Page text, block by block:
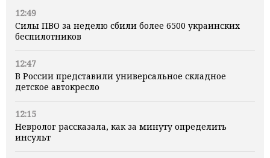
12:49
Силы ПВО за неделю сбили более 6500 украинских
беспилотников
12:47
В России представили универсальное складное
детское автокресло
12:15
Невролог рассказала, как за минуту определить
инсульт